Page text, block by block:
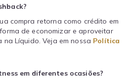
compra retorna como crédito em
de economizar e aproveitar
na Líquido. Veja em nossa Política
em diferentes ocasiões?